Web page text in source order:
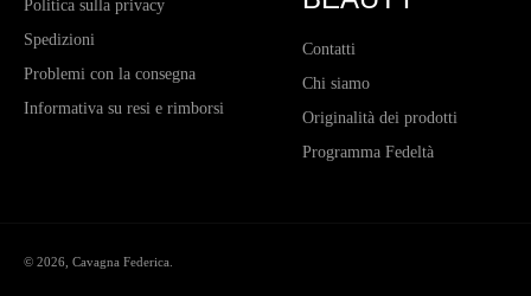
Politica sulla privacy
Spedizioni
Problemi con la consegna
Informativa su resi e rimborsi
Contatti
Chi siamo
Originalità dei prodotti
Programma Fedeltà
© 2026, Cavagna Federica